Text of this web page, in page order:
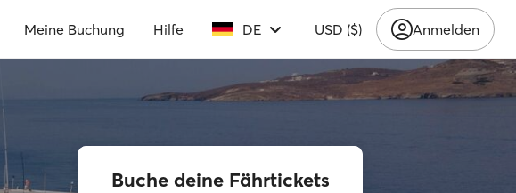
Meine Buchung Hilfe DE USD ($) Anmelden
Buche deine Fährtickets